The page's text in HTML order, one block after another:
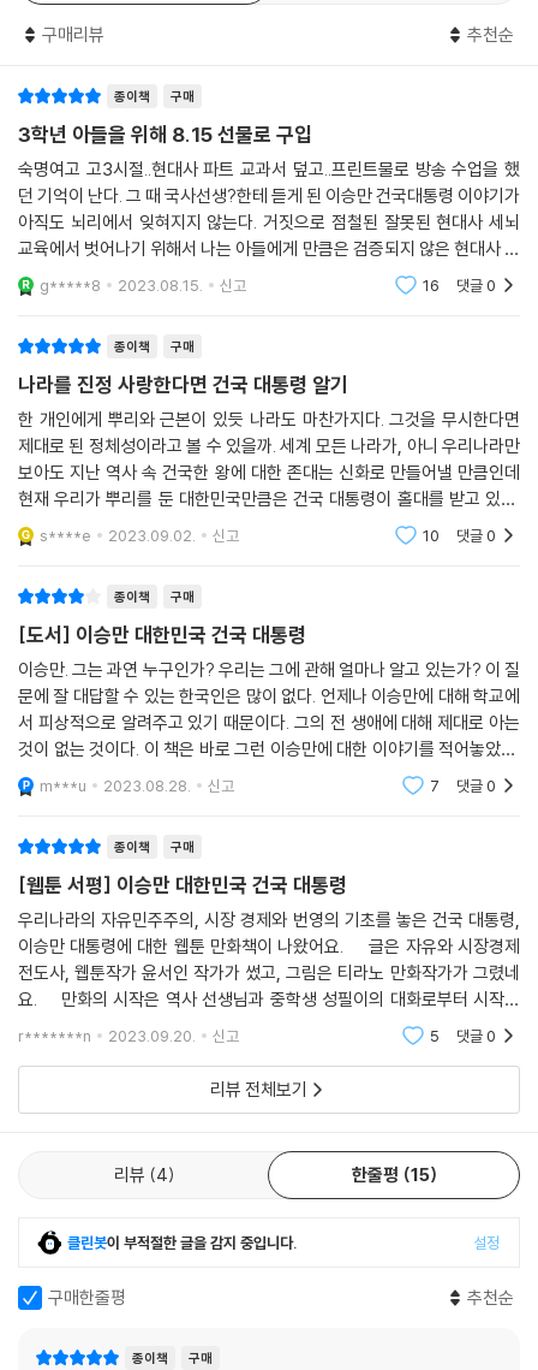
연과학 그림책 〈앗! 바다가 나를 삼켰어요〉(2008), 〈앗! 곤충이 커졌어요〉
여러 편의 교육만화 출간을 통해 입증되었다.
이러한 작가적 능력으로 윤서인은 명료하게 공산주의 독재 체제에 대항하
여 자유민주주의 대한민국을 건국하고 지켜내고 현재의 번영을 이뤄낸 국
부 이승만을 그리고 있다, 물론 이명박, 박근혜 정부 시절 쟁점이 되기 시작
한 건국절 논쟁을 떠올려 보면, 국부로서 이승만에 대한 한국 사회의 평가
의 현실 참여 노력이자 교육적 기능을 다하고 있는 것이다.
차원에서 접근한 것이다. 이런 접근은 현재의 초중고 교과과정의 역사 교
과서 이승만에 대한 평가는 민주주의를 거스른 독재자, 북한의 남침에 국
민을 버리고 도망친 무능한 지도자, 분단의 원흉과 같이 평가되고 있다는
현실을 떠올리며 이에 적극적으로 대응하고 있다는 작가의 역할 또한 발휘
되고 있다. 이런 노력은 윤서인 작가 일인의 몫이 아니며, 그런 만큼, 자유
낼 수 있도록 이승만에 씌워진 누명이나 오해와 같은 것들을 벗겨내고 진
면목을 드러내며 현대사에 대한 이해를 높이고자 한다. 그리하여, 대한민
국의 국부(國父)로서의 이승만을 세우는 것이 마땅함을 보이는 과정이다.
작가 윤서인은 이승만과 박정희 두 전 대통령을 현재 대한민국의 번영을
이끌어 낸 위인으로 보아야 할 것임을 제안하고 왜곡된 역사를 바로 잡는
데 기여하는 마음가짐으로 본 작업에 임했다. 이번 이승만이 옳았다는 제
민주주의를 심은 대한민국 건국의 아버지입니다.”라고 작가의 말을 적는
8월 15일은 광복절이다. 그런데 이 날을 둘러싼 키워드는 광복뿐만 아니
라, 해방, 독립, 건국, 정부수립, 분단 등 여러 가지가 복잡하게 얽혀있다.
예컨대 해방인가 독립인가, 건국인가 정부수립인가의 문제는 언제나 논쟁
거리가 되고 있다. 윤서인 작가와 자유민주당은 이러한 질문들에 대한 대
답으로 이승만이 옳았다고 말하며, 오해로 점철된 이승만 바로 세우기를
통해서 대한민국 현대사는 제대로 된 역사를 세울 수 있을 것이기 때문이
제목 그대로 ‘이승만 대한민국 건국 대통령’을 그려낸 윤서인의 이번 웹툰
은 이승만을 대한민국의 국부로 세운다는 것은 “이승만이 없었다면 대한
박정희의 발전정신을 포함한 위대한 지도자들의 공(功)을 깊이 새기는 동
삼는다’를 명시하는 자유민주당의 강령과도 궤를 같이한다. 이런 당의 강
대한민국 국부로서 평가하며, 제대로 된 역사 알리기와 그것을 기반으로
구매리뷰 추천순
종이책 구매
3학년 아들을 위해 8.15 선물로 구입
숙명여고 고3시절..현대사 파트 교과서 덮고..프린트물로 방송 수업을 했
던 기억이 난다. 그 때 국사선생?한테 듣게 된 이승만 건국대통령 이야기가
아직도 뇌리에서 잊혀지지 않는다. 거짓으로 점철된 잘못된 현대사 세뇌
교육에서 벗어나기 위해서 나는 아들에게 만큼은 검증되지 않은 현대사 교
육을 시키지 않고 있었다. 책 선정도 신중할 수 밖에...완벽하지 않은 인간
이기에 공.과
g*****8 2023.08.15. 신고 16 댓글0
종이책 구매
나라를 진정 사랑한다면 건국 대통령 알기
한 개인에게 뿌리와 근본이 있듯 나라도 마찬가지다. 그것을 무시한다면
제대로 된 정체성이라고 볼 수 있을까. 세계 모든 나라가, 아니 우리나라만
보아도 지난 역사 속 건국한 왕에 대한 존대는 신화로 만들어낼 만큼인데
현재 우리가 뿌리를 둔 대한민국만큼은 건국 대통령이 홀대를 받고 있다.
맞춤법도 무수히 틀리는 초등학교 1학년에게 조차 한 줄평, 나쁜 대통령으
로 되어 있으니
s****e 2023.09.02. 신고 10 댓글0
종이책 구매
[도서] 이승만 대한민국 건국 대통령
이승만. 그는 과연 누구인가? 우리는 그에 관해 얼마나 알고 있는가? 이 질
문에 잘 대답할 수 있는 한국인은 많이 없다. 언제나 이승만에 대해 학교에
서 피상적으로 알려주고 있기 때문이다. 그의 전 생애에 대해 제대로 아는
것이 없는 것이다. 이 책은 바로 그런 이승만에 대한 이야기를 적어놓았다.
과연 이승만은 어떻게 대한민국의 초대 대통령이 되었는가? 여러분도 그
의 삶에 대해
m***u 2023.08.28. 신고 7 댓글0
종이책 구매
[웹툰 서평] 이승만 대한민국 건국 대통령
우리나라의 자유민주주의, 시장 경제와 번영의 기초를 놓은 건국 대통령,
이승만 대통령에 대한 웹툰 만화책이 나왔어요. 글은 자유와 시장경제
전도사, 웹툰작가 윤서인 작가가 썼고, 그림은 티라노 만화작가가 그렸네
요. 만화의 시작은 역사 선생님과 중학생 성필이의 대화로부터 시작해
요. ( * 본 서평에 실린 대화는 내용은 유지하고 문장을 축약한 경우도
r*******n 2023.09.20. 신고 5 댓글0
리뷰 전체보기
리뷰 4 한줄평 15
클린봇이 부적절한 글을 감지 중입니다. 설정
구매한줄평 추천순
종이책 구매